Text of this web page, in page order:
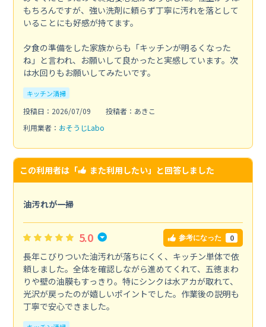
もちろんですが、強い洗剤に頼らず丁寧に汚れを落として
いることにも好感が持てます。
夕食の準備をした家族からも「キッチンが明るくなった
ね」と言われ、お願いして良かったと実感しています。次
は水回りもお願いしてみたいです。
キッチン清掃
投稿日：2026/07/09
投稿者：あきこ
利用業者： おそうじLabo
この利用者は「 また利用したい」と回答しました
油汚れが一掃
5.0 参考になった 0
長年こびりついた油汚れが落ちにくく、キッチン単体で依
頼しました。全体を確認しながら進めてくれて、五徳まわ
りや壁の油膜もすっきり。特にシンクは水アカが取れて、
光沢が戻ったのが嬉しいポイントでした。作業後の説明も
丁寧で安心できました。